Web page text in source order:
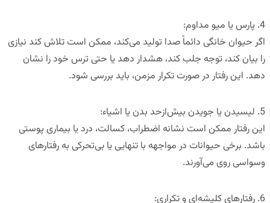
4. پارس یا میو مداوم:
اگر حیوان خانگی دائماً صدا تولید می‌کند، ممکن است تلاش کند نیازی
را بیان کند، توجه جلب کند، هشدار دهد یا حتی ترس خود را نشان
دهد. این رفتار در صورت تکرار مزمن، باید بررسی شود.
5. لیسیدن یا جویدن بیش‌ازحد بدن یا اشیاء:
این رفتار ممکن است نشانه اضطراب، کسالت، درد یا بیماری پوستی
باشد. برخی حیوانات در مواجهه با تنهایی یا بی‌تحرکی به رفتارهای
وسواسی روی می‌آورند.
6. رفتارهای کلیشه‌ای و تکراری: